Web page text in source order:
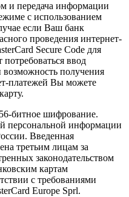
и передача информации
с использованием
если Ваш банк
проведения интернет-
Secure Code для
ввод
получения
платежей Вы можете
битное шифрование.
персональной информации
Введенная
третьим лицам за
законодательством
картам
с требованиями
Europe Sprl.